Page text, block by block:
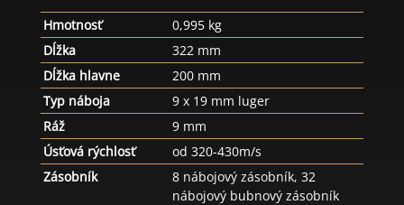
Hmotnosť
0,995 kg
Dĺžka
322 mm
Dĺžka hlavne
200 mm
Typ náboja
9 x 19 mm luger
Ráž
9 mm
Úsťová rýchlosť
od 320-430m/s
Zásobník
8 nábojový zásobník, 32
nábojový bubnový zásobník